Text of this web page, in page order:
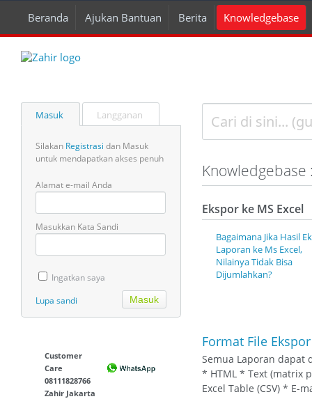
Beranda Ajukan Bantuan Berita Knowledgebase
Masuk Langganan
Silakan Registrasi dan Masuk
untuk mendapatkan akses penuh
Alamat e-mail Anda
Masukkan Kata Sandi
Ingatkan saya
Lupa sandi
Customer
Care
08111828766
Zahir Jakarta
Knowledgebase
Ekspor ke MS Excel
Bagaimana Jika Hasil
Laporan ke Ms Excel,
Nilainya Tidak Bisa
Dijumlahkan?
Format File
Semua Laporan dapat
* HTML * Text (matrix
Excel Table (CSV) * E-